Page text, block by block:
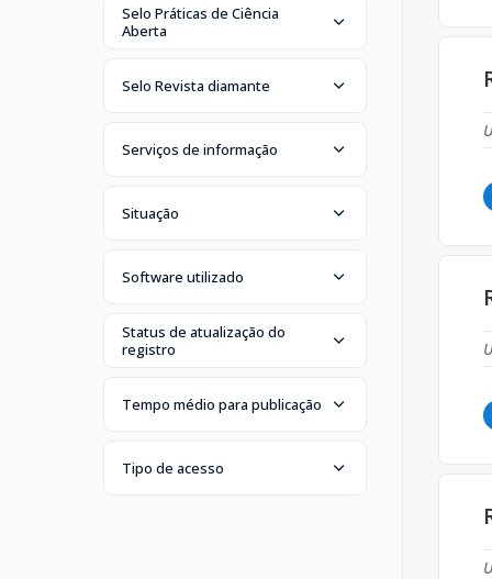
Selo Práticas de Ciência
Aberta
Selo Revista diamante
Serviços de informação
Situação
Software utilizado
Status de atualização do
registro
Tempo médio para publicação
Tipo de acesso